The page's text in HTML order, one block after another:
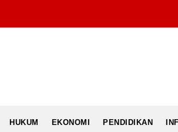
HUKUM EKONOMI PENDIDIKAN